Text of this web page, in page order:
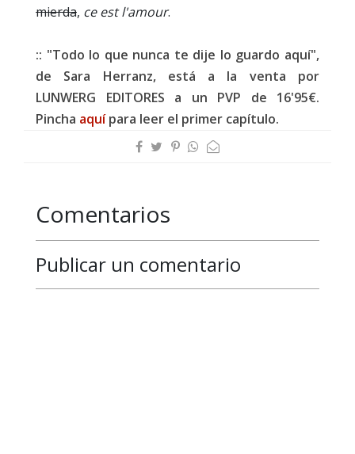
mierda, ce est l'amour.
:: "Todo lo que nunca te dije lo guardo aquí",
de Sara Herranz, está a la venta por
LUNWERG EDITORES a un PVP de 16'95€.
Pincha aquípara leer el primer capítulo.
Comentarios
Publicar un comentario